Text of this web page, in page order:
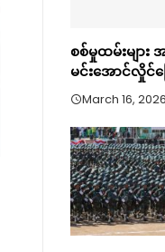
စစ်မှုထမ်းမျာ
မင်းအောင်လှိုင်ပ
March 16, 2026